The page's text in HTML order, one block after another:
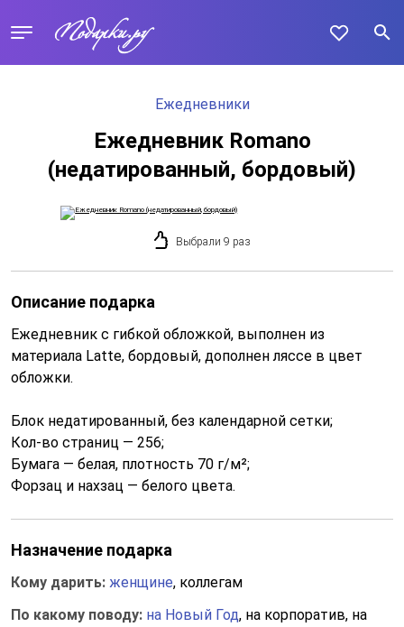
Ежедневники
Ежедневник Romano
(недатированный, бордовый)
Выбрали 9 раз
Описание подарка
Ежедневник с гибкой обложкой, выполнен из
материала Latte, бордовый, дополнен ляссе в цвет
обложки.
Блок недатированный, без календарной сетки;
Кол-во страниц — 256;
Бумага — белая, плотность 70 г/м²;
Форзац и нахзац — белого цвета.
Назначение подарка
Кому дарить: женщине, коллегам
По какому поводу: на Новый Год, на корпоратив, на